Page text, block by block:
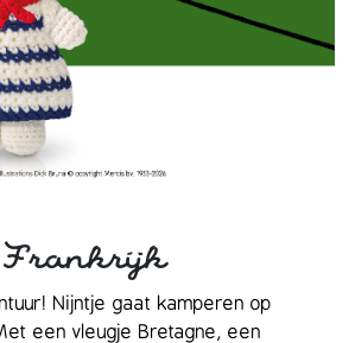
Frankrijk
Nijntje gaat kamperen op
een vleugje Bretagne, een